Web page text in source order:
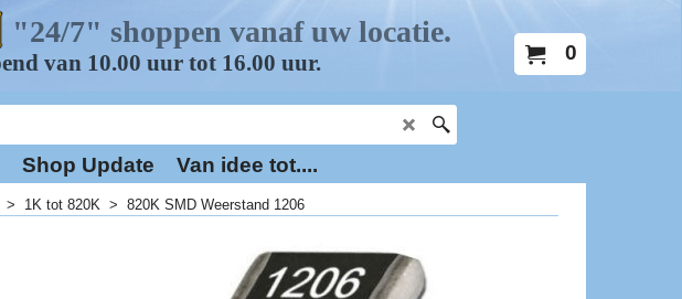
0
Shop Update Van idee tot....
> 1K tot 820K > 820K SMD Weerstand 1206